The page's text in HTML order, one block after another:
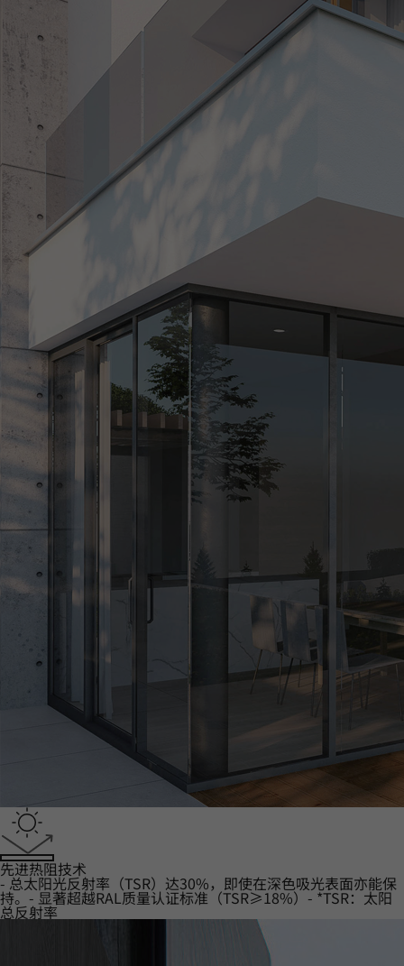
‌先进热阻技术
- 总太阳光反射率（TSR）达30%，即使在深色吸光表面亦能保
持。- 显著超越RAL质量认证标准（TSR≥18%）- *TSR：太阳
总反射率